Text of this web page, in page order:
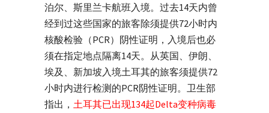
泊尔、斯里兰卡航班入境。过去14天内曾
经到过这些国家的旅客除须提供72小时内
核酸检验（PCR）阴性证明，入境后也必
须在指定地点隔离14天。从英国、伊朗、
埃及、新加坡入境土耳其的旅客须提供72
小时内进行检测的PCR阴性证明。卫生部
指出， 土耳其已出现134起Delta变种病毒